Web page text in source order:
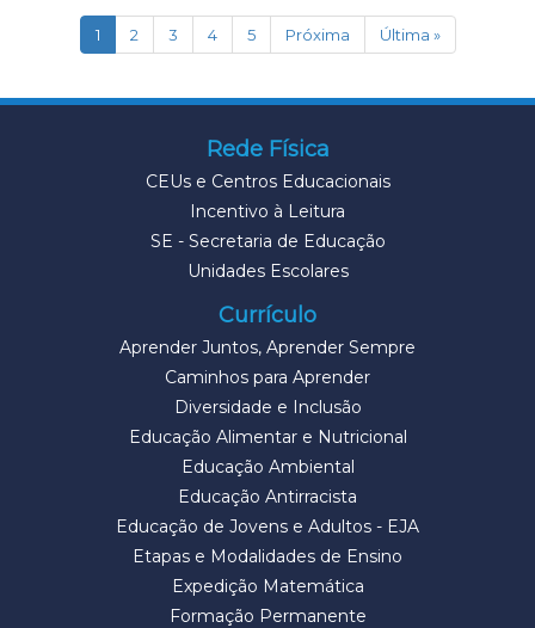
1(current)
2 3 4 5 Próxima Última »
Rede Física
CEUs e Centros Educacionais
Incentivo à Leitura
SE - Secretaria de Educação
Unidades Escolares
Currículo
Aprender Juntos, Aprender Sempre
Caminhos para Aprender
Diversidade e Inclusão
Educação Alimentar e Nutricional
Educação Ambiental
Educação Antirracista
Educação de Jovens e Adultos - EJA
Etapas e Modalidades de Ensino
Expedição Matemática
Formação Permanente